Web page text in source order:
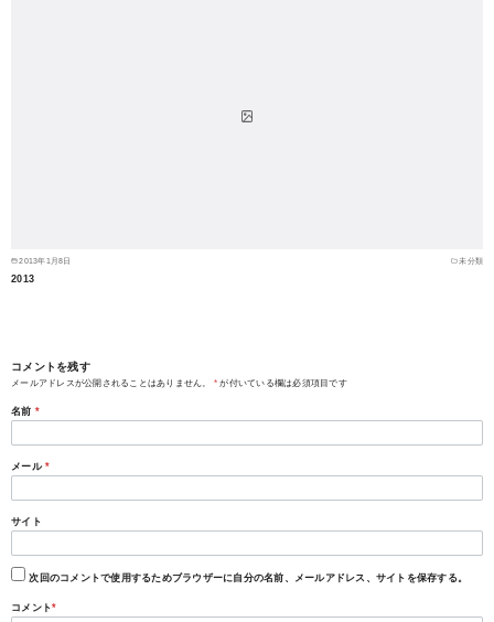
2013年1月8日 未分類
2013
コメントを残す
メールアドレスが公開されることはありません。 * が付いている欄は必須項目です
名前 *
メール *
サイト
次回のコメントで使用するためブラウザーに自分の名前、メールアドレス、サイトを保存する。
コメント*